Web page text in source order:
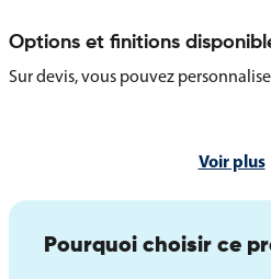
Options et finitions
Sur devis, vous pouvez
Agrafage, coupe franche, ou hampe
Autres formats et options sur-
Le drapeau du Poitou est un
symbolique et représentatif, aussi
Voir plus
Pourquoi choisir ce